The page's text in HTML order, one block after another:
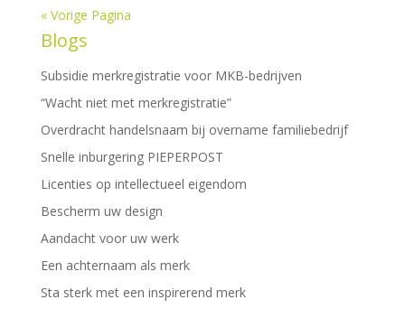
« Vorige Pagina
Blogs
Subsidie merkregistratie voor MKB-bedrijven
“Wacht niet met merkregistratie”
Overdracht handelsnaam bij overname familiebedrijf
Snelle inburgering PIEPERPOST
Licenties op intellectueel eigendom
Bescherm uw design
Aandacht voor uw werk
Een achternaam als merk
Sta sterk met een inspirerend merk